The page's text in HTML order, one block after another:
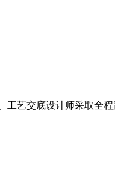
艺交底设计师采取全